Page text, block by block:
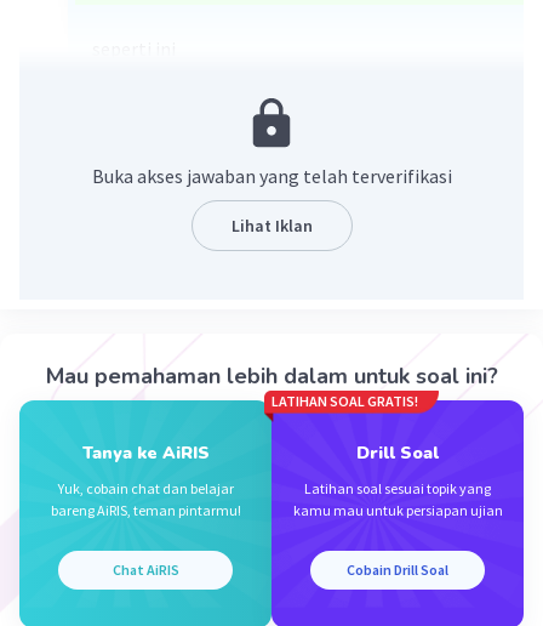
Salman A Level 10
18.66666
Beri Rating
Buka akses jawaban yang telah terverifikasi
Lihat Iklan
Mau pemahaman lebih dalam untuk soal ini?
Tanya ke AiRIS
Yuk, cobain chat dan belajar
bareng AiRIS, teman pintarmu!
Chat AiRIS
LATIHAN SOAL GRATIS!
Drill Soal
Latihan soal sesuai topik yang
kamu mau untuk persiapan ujian
Cobain Drill Soal